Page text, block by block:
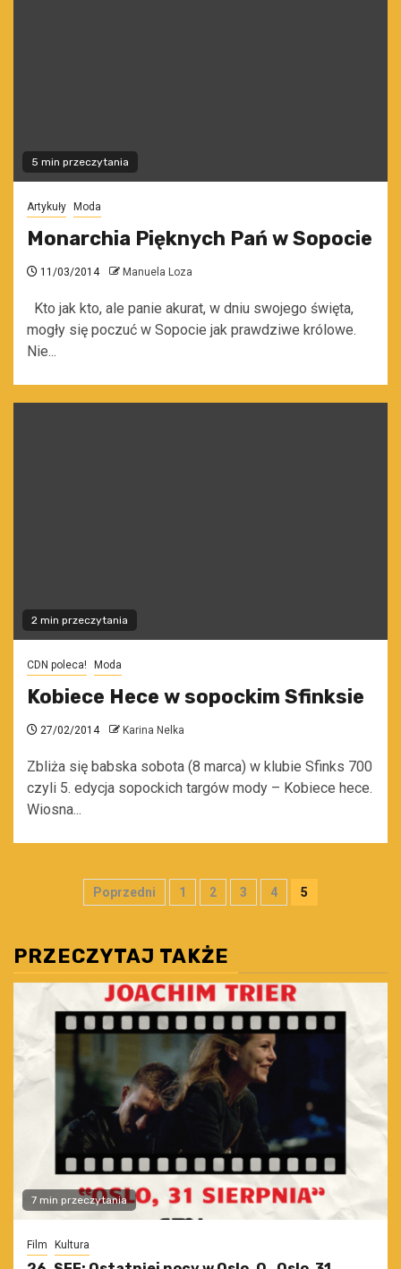
5 min przeczytania
Artykuły Moda
Monarchia Pięknych Pań w Sopocie
11/03/2014 Manuela Loza
Kto jak kto, ale panie akurat, w dniu swojego święta,
mogły się poczuć w Sopocie jak prawdziwe królowe.
Nie...
2 min przeczytania
CDN poleca! Moda
Kobiece Hece w sopockim Sfinksie
27/02/2014 Karina Nelka
Zbliża się babska sobota (8 marca) w klubie Sfinks 700
czyli 5. edycja sopockich targów mody – Kobiece hece.
Wiosna...
Stronicowanie
Poprzedni 1 2 3 4 5
PRZECZYTAJ TAKŻE
7 min przeczytania
Film Kultura